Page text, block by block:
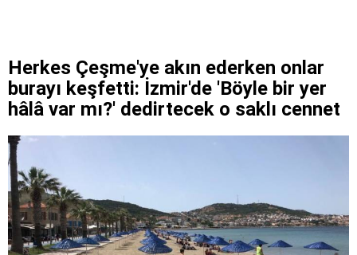
Herkes Çeşme'ye akın ederken onlar
burayı keşfetti: İzmir'de 'Böyle bir yer
hâlâ var mı?' dedirtecek o saklı cennet